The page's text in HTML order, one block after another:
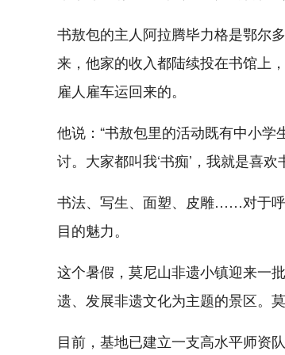
书敖包的主人阿拉腾毕力格是鄂尔
来，他家的收入都陆续投在书馆上
雇人雇车运回来的。
他说：“书敖包里的活动既有中小
讨。大家都叫我‘书痴’，我就是喜
书法、写生、面塑、皮雕……对于
目的魅力。
这个暑假，莫尼山非遗小镇迎来一
遗、发展非遗文化为主题的景区。
目前，基地已建立一支高水平师资